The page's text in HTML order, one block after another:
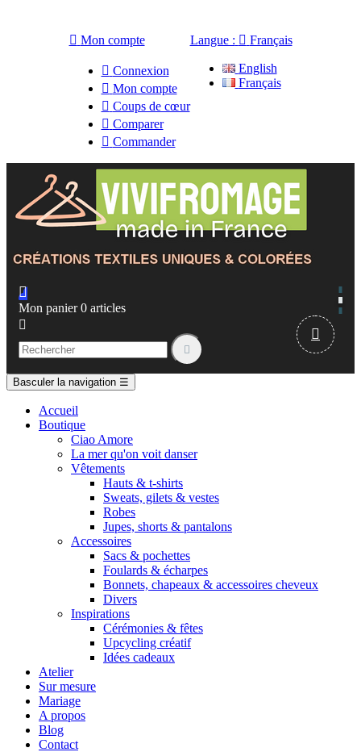
 Mon compte
 Connexion
 Mon compte
 Coups de cœur
 Comparer
 Commander
Langue :  Français
English
Français

Mon panier 0 articles



Basculer la navigation ☰
Accueil
Boutique
Ciao Amore
La mer qu'on voit danser
Vêtements
Hauts & t-shirts
Sweats, gilets & vestes
Robes
Jupes, shorts & pantalons
Accessoires
Sacs & pochettes
Foulards & écharpes
Bonnets, chapeaux & accessoires cheveux
Divers
Inspirations
Cérémonies & fêtes
Upcycling créatif
Idées cadeaux
Atelier
Sur mesure
Mariage
A propos
Blog
Contact